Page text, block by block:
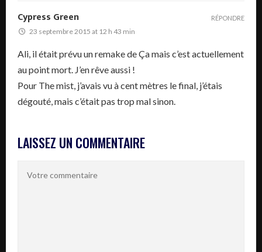
Cypress Green
23 septembre 2015 at 12 h 43 min
Ali, il était prévu un remake de Ça mais c’est actuellement
au point mort. J’en rêve aussi !
Pour The mist, j’avais vu à cent mètres le final, j’étais
dégouté, mais c’était pas trop mal sinon.
RÉPONDRE
LAISSEZ UN COMMENTAIRE